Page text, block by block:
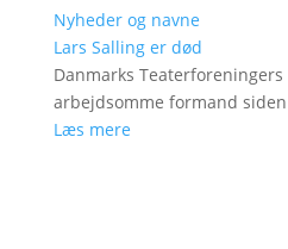
Nyheder og navne
Lars Salling er død
Danmarks
arbejdsomme formand
Læs mere